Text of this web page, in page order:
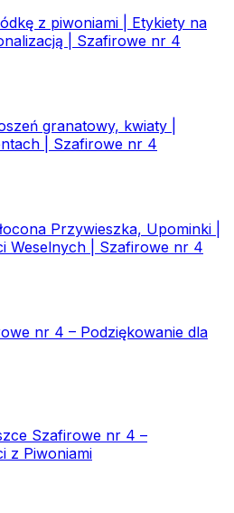
z piwoniami | Etykiety na
| Szafirowe nr 4
granatowy, kwiaty |
| Szafirowe nr 4
Przywieszka, Upominki |
Weselnych | Szafirowe nr 4
nr 4 – Podziękowanie dla
Szafirowe nr 4 –
z Piwoniami